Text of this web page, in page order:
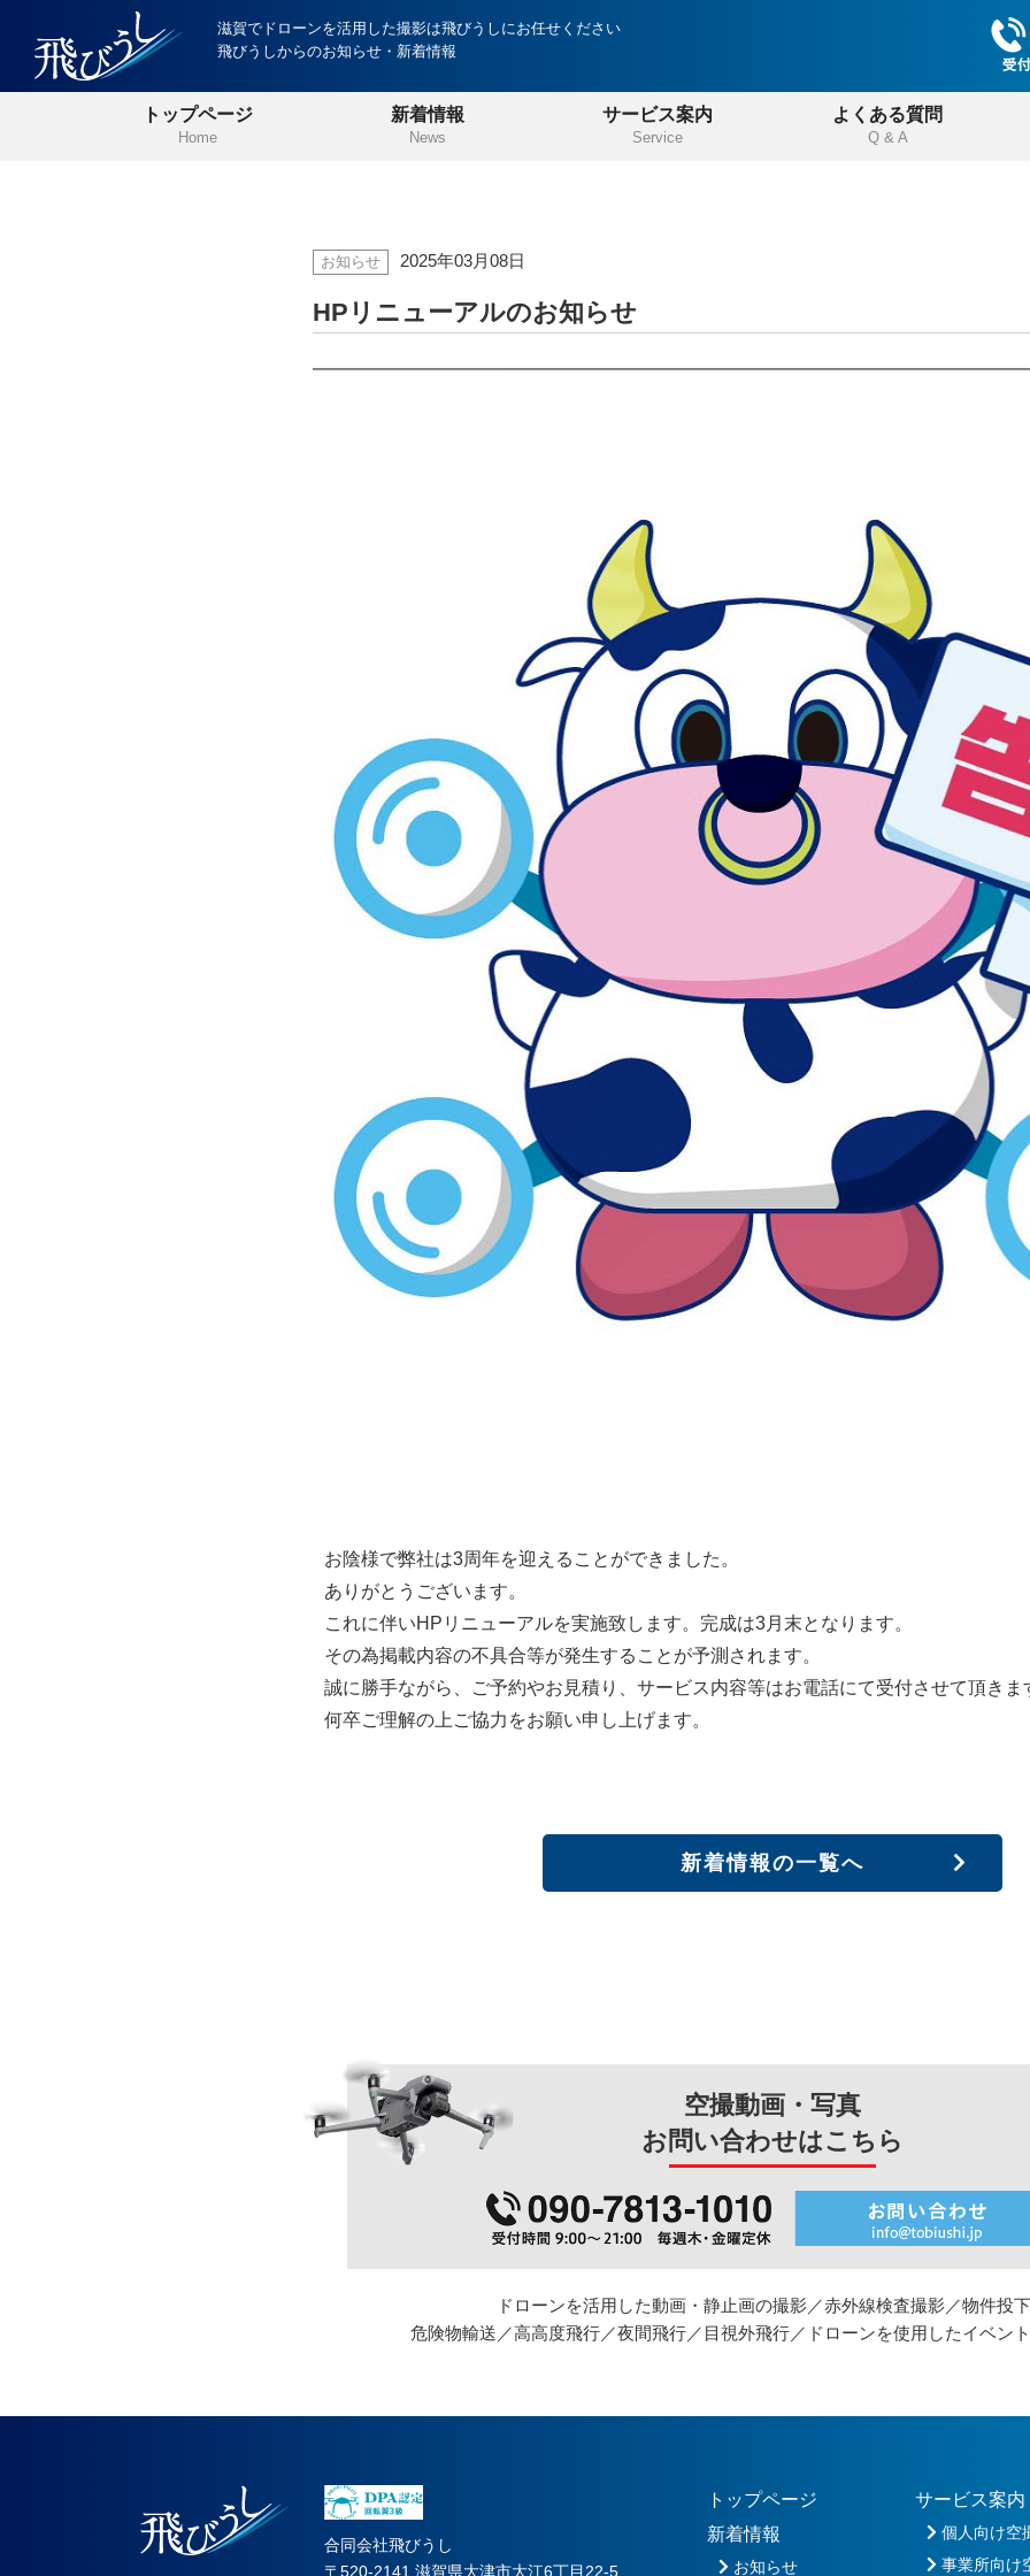
滋賀でドローンを活用した撮影は飛びうしにお任せください
飛びうしからのお知らせ・新着情報
トップページ
Home
新着情報
News
サービス案内
Service
よくある質問
Q & A
お知らせ 2025年03月08日
HPリニューアルのお知らせ
お陰様で弊社は3周年を迎えることができました。
ありがとうございます。
これに伴いHPリニューアルを実施致します。完成は3月末となります。
その為掲載内容の不具合等が発生することが予測されます。
誠に勝手ながら、ご予約やお見積り、サービス内容等はお電話にて受付させて頂きま
何卒ご理解の上ご協力をお願い申し上げます。
新着情報の一覧へ
空撮動画・写真
お問い合わせはこちら
ドローンを活用した動画・静止画の撮影／赤外線検査撮影／物件投
危険物輸送／高高度飛行／夜間飛行／目視外飛行／ ドローンを使用したイベン
合同会社飛びうし
〒520-2141 滋賀県大津市大江6丁目22-5
トップページ
新着情報
お知らせ
サービス案内
個人向け空
事業所向け